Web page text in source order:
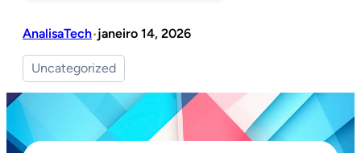
AnalisaTech•janeiro 14, 2026
Uncategorized